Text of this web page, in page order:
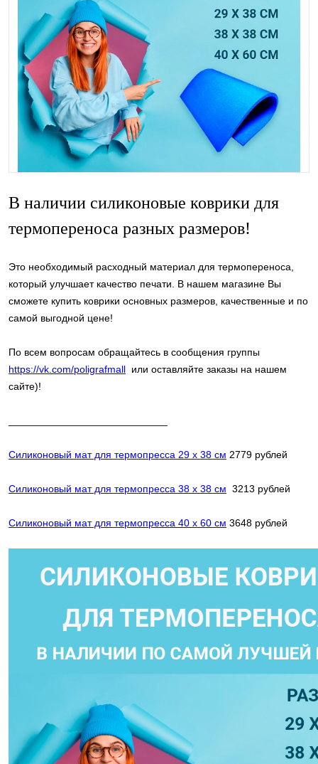
В наличии силиконовые коврики для
термопереноса разных размеров!
Это необходимый расходный материал для термопереноса,
который улучшает качество печати. В нашем магазине Вы
сможете купить коврики основных размеров, качественные и по
самой выгодной цене!
По всем вопросам обращайтесь в сообщения группы
https://vk.com/poligrafmall или оставляйте заказы на нашем
сайте)!
Силиконовый мат для термопресса 29 х 38 см 2779 рублей
Силиконовый мат для термопресса 38 х 38 см 3213 рублей
Силиконовый мат для термопресса 40 х 60 см 3648 рублей